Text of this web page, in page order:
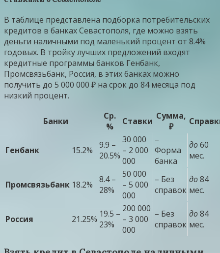
В таблице представлена подборка потребительских
кредитов в банках Севастополя, где можно взять
деньги наличными под маленький процент от 8.4%
годовых. В тройку лучших предложений входят
кредитные программы банков Генбанк,
Промсвязьбанк, Россия, в этих банках можно
получить до 5 000 000 ₽ на срок до 84 месяца под
низкий процент.
Банки
Ср.
%
Ставки Сумма,
₽
Генбанк 15.2%
9.9 –
20.5%
30 000
– 2 000
000
–
Форма
банка
до60
мес.
Промсвязьбанк 18.2%
8.4 –
28%
50 000
– 5 000
000
– Без
справок
до84
мес.
Россия 21.25% 19.5 –
23%
200 000
– 3 000
000
– Без
справок
до84
мес.